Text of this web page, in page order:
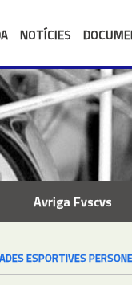
NOTÍCIES
Avriga Fvscvs
ESPORTIVES